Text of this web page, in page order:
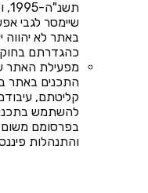
שיימסר לגבי
באתר לא יהווה
כהגדרתם
מפעילת האתר
התכנים באתר
קליטתם,
להשתמש
בפרסומם
והתנהלות